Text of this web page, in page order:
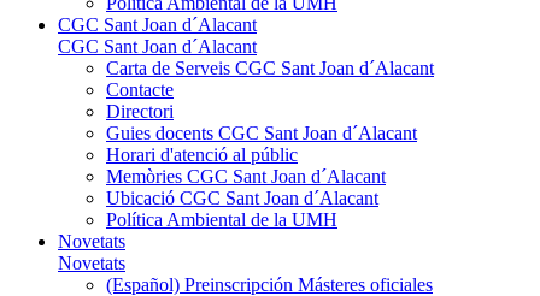
CGC Sant Joan d´Alacant
CGC Sant Joan d´Alacant
Carta de Serveis CGC Sant Joan d´Alacant
Contacte
Directori
Guies docents CGC Sant Joan d´Alacant
Horari d'atenció al públic
Memòries CGC Sant Joan d´Alacant
Ubicació CGC Sant Joan d´Alacant
Política Ambiental de la UMH
Novetats
Novetats
(Español) Preinscripción Másteres oficiales